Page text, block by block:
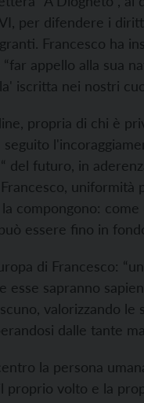
per difendere i
Francesco ha
appello alla sua
iscritta nei nostri
propria di chi è
seguito
del futuro, in
uniformità
compongono:
essere fino in
di Francesco:
esse sapranno
valorizzando
dalle tante
la persona
proprio volto e la